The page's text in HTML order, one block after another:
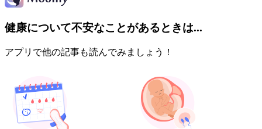
健康について不安なことがあるときは...
アプリで他の記事も読んでみましょう！